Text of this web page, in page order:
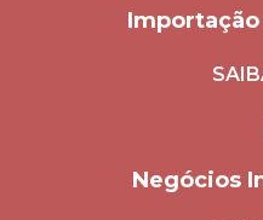
Negócios